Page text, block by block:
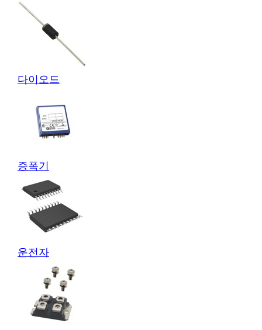
다이오드
증폭기
운전자